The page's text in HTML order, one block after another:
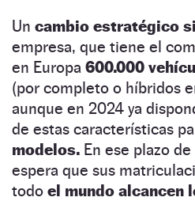
Un cambio estratégico
empresa, que tiene el
en Europa 600.000
(por completo o híbridos
aunque en 2024 ya
de estas características
modelos. En ese plazo
espera que sus
todo el mundo alcancen